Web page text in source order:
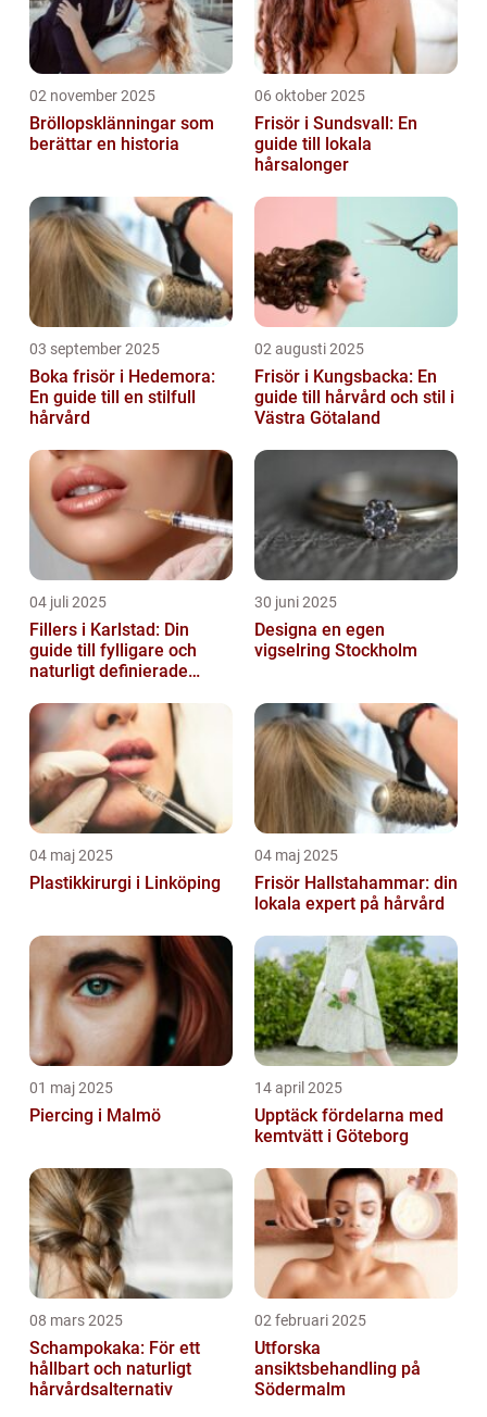
02 november 2025
Bröllopsklänningar som
berättar en historia
06 oktober 2025
Frisör i Sundsvall: En
guide till lokala
hårsalonger
03 september 2025
Boka frisör i Hedemora:
En guide till en stilfull
hårvård
02 augusti 2025
Frisör i Kungsbacka: En
guide till hårvård och stil i
Västra Götaland
04 juli 2025
Fillers i Karlstad: Din
guide till fylligare och
naturligt definierade
30 juni 2025
Designa en egen
vigselring Stockholm
04 maj 2025
Plastikkirurgi i Linköping
04 maj 2025
Frisör Hallstahammar: din
lokala expert på hårvård
01 maj 2025
Piercing i Malmö
14 april 2025
Upptäck fördelarna med
kemtvätt i Göteborg
08 mars 2025
Schampokaka: För ett
hållbart och naturligt
hårvårdsalternativ
02 februari 2025
Utforska
ansiktsbehandling på
Södermalm